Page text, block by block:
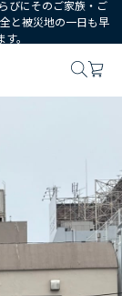
びにそのご家族・ご
と被災地の一日も早
。